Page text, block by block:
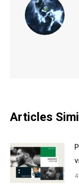
Articles